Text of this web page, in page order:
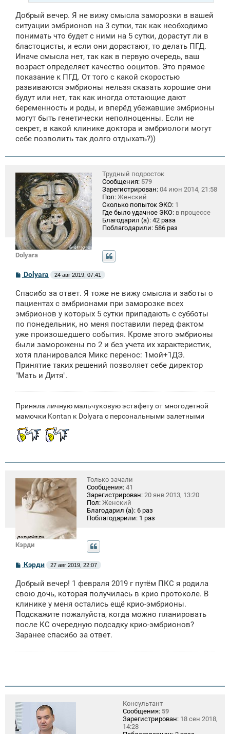
Добрый вечер. Я не вижу смысла заморозки в вашей
ситуации эмбрионов на 3 сутки, так как необходимо
понимать что будет с ними на 5 сутки, дорастут ли в
бластоцисты, и если они дорастают, то делать ПГД.
Иначе смысла нет, так как в первую очередь, ваш
возраст определяет качество ооцитов. Это прямое
показание к ПГД. От того с какой скоростью
развиваются эмбрионы нельзя сказать хорошие они
будут или нет, так как иногда отстающие дают
беременность и роды, и вперёд убежавшие эмбрионы
могут быть генетически неполноценны. Если не
секрет, в какой клинике доктора и эмбриологи могут
себе позволить так долго отдыхать?))
Dolyara
Трудный подросток
Сообщения: 579
Зарегистрирован: 04 июн 2014, 21:58
Пол: Женский
Сколько попыток ЭКО: 1
Где было удачное ЭКО: в процессе
Благодарил (а): 42 раза
Поблагодарили: 586 раз
С
о
б
щ
н
и
Dolyara 24 авг 2019, 07:41
Спасибо за ответ. Я тоже не вижу смысла и заботы о
пациентах с эмбрионами при заморозке всех
эмбрионов у которых 5 сутки припадають с субботы
по понедельник, но меня поставили перед фактом
уже произошедшего события. Кроме этого эмбрионы
были заморожены по 2 и без учета их характеристик,
хотя планировался Микс перенос: 1мой+1ДЭ.
Принятие таких решений позволяет себе директор
"Мать и Дитя".
Приняла личную мальчуковую эстафету от многодетной
мамочки Kontan к Dolyara с персональными залетными
Кэрди
Только зачали
Сообщения: 41
Зарегистрирован: 20 янв 2013, 13:20
Пол: Женский
Благодарил (а): 6 раз
Поблагодарили: 1 раз
С
о
б
щ
н
и
Кэрди 27 авг 2019, 22:07
Добрый вечер! 1 февраля 2019 г путём ПКС я родила
свою дочь, которая получилась в крио протоколе. В
клинике у меня остались ещё крио-эмбрионы.
Подскажите пожалуйста, когда можно планировать
после КС очередную подсадку крио-эмбрионов?
Заранее спасибо за ответ.
Консультант
Сообщения: 59
Зарегистрирован: 18 сен 2018,
14:28